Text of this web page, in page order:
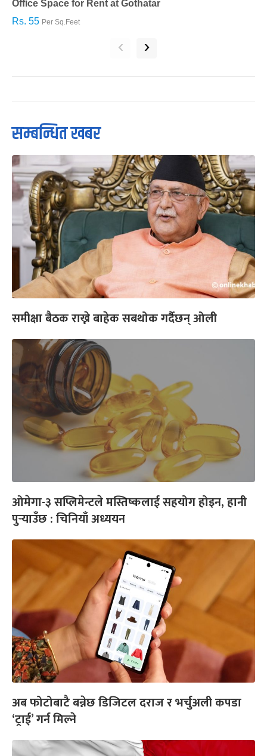
Office Space for Rent at Gothatar
Rs. 55 Per Sq.Feet
‹ ›
सम्बन्धित खबर
समीक्षा बैठक राख्ने बाहेक सबथोक गर्दैछन् ओली
ओमेगा-३ सप्लिमेन्टले मस्तिष्कलाई सहयोग होइन, हानी
पुर्‍याउँछ : चिनियाँ अध्ययन
अब फोटोबाटै बन्नेछ डिजिटल दराज र भर्चुअली कपडा
‘ट्राई’ गर्न मिल्ने